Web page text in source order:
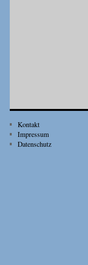
Kontakt
Impressum
Datenschutz